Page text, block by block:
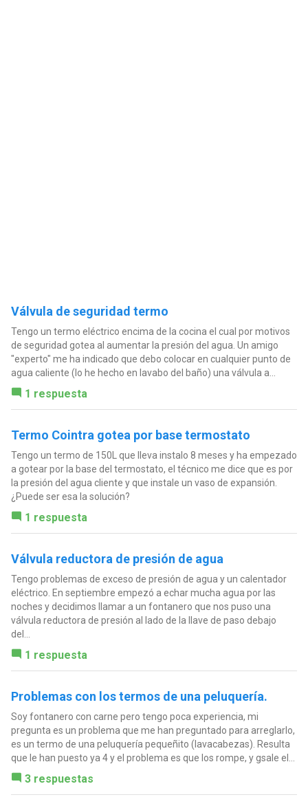
Válvula de seguridad termo
Tengo un termo eléctrico encima de la cocina el cual por motivos
de seguridad gotea al aumentar la presión del agua. Un amigo
"experto" me ha indicado que debo colocar en cualquier punto de
agua caliente (lo he hecho en lavabo del baño) una válvula a...
1 respuesta
Termo Cointra gotea por base termostato
Tengo un termo de 150L que lleva instalo 8 meses y ha empezado
a gotear por la base del termostato, el técnico me dice que es por
la presión del agua cliente y que instale un vaso de expansión.
¿Puede ser esa la solución?
1 respuesta
Válvula reductora de presión de agua
Tengo problemas de exceso de presión de agua y un calentador
eléctrico. En septiembre empezó a echar mucha agua por las
noches y decidimos llamar a un fontanero que nos puso una
válvula reductora de presión al lado de la llave de paso debajo
del...
1 respuesta
Problemas con los termos de una peluquería.
Soy fontanero con carne pero tengo poca experiencia, mi
pregunta es un problema que me han preguntado para arreglarlo,
es un termo de una peluquería pequeñito (lavacabezas). Resulta
que le han puesto ya 4 y el problema es que los rompe, y gsale el...
3 respuestas